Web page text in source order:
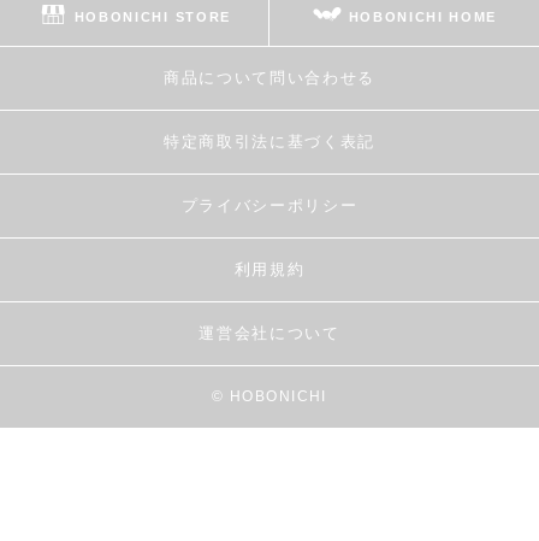
HOBONICHI STORE HOBONICHI HOME
商品について問い合わせる
特定商取引法に基づく表記
プライバシーポリシー
利用規約
運営会社について
© HOBONICHI